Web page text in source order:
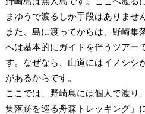
まゆうで渡るしか手段はありません
また、島に渡ってからは、野崎集
へは基本的にガイドを伴うツアー
す。なぜなら、山道にはイノシシ
があるからです。
ここでは、野崎島には個人で渡り
集落跡を巡る舟森トレッキング」